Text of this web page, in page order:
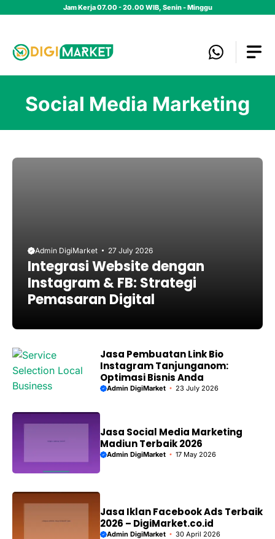
Jam Kerja 07.00 - 20.00 WIB, Senin - Minggu
Social Media Marketing
Admin DigiMarket 27 July 2026
Integrasi Website dengan
Instagram & FB: Strategi
Pemasaran Digital
Jasa Pembuatan Link Bio
Instagram Tanjunganom:
Optimasi Bisnis Anda
Admin DigiMarket 23 July 2026
Jasa Social Media Marketing
Madiun Terbaik 2026
Admin DigiMarket 17 May 2026
Jasa Iklan Facebook Ads Terbaik
2026 – DigiMarket.co.id
Admin DigiMarket 30 April 2026